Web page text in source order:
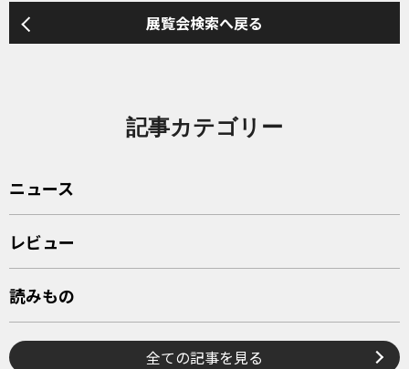
展覧会検索へ戻る
記事カテゴリー
ニュース
レビュー
読みもの
全ての記事を見る